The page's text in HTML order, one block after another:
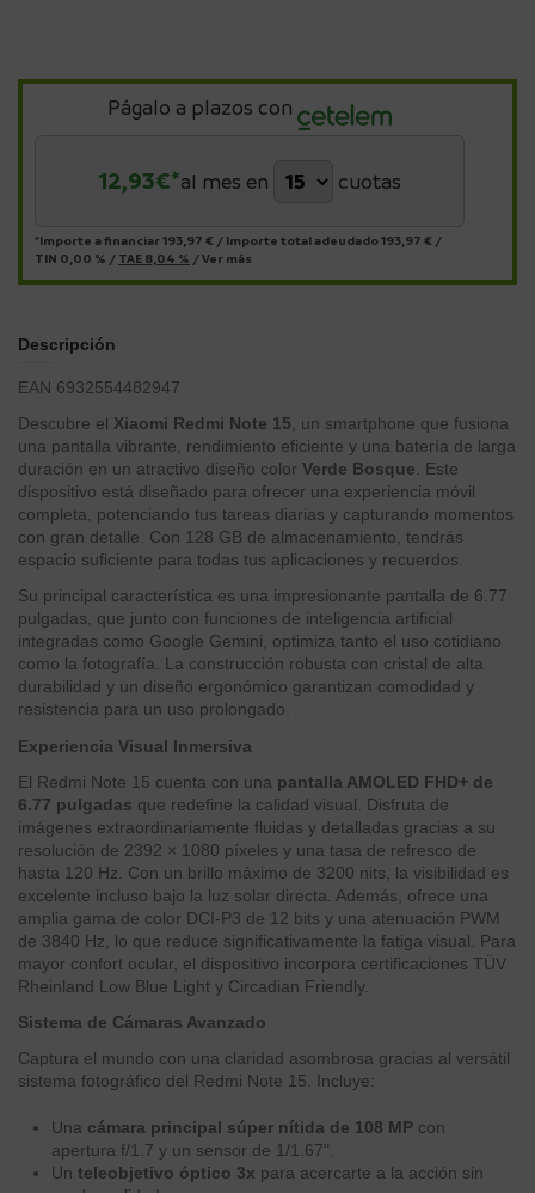
Págalo a plazos con
12,93€*al mes en cuotas
*Importe a financiar 193,97 € / Importe total adeudado193,97 € /
TIN 0,00 % / TAE 8,04 % /Ver más
Descripción
EAN 6932554482947
Descubre el Xiaomi Redmi Note 15, un smartphone que fusiona
una pantalla vibrante, rendimiento eficiente y una batería de larga
duración en un atractivo diseño color Verde Bosque. Este
dispositivo está diseñado para ofrecer una experiencia móvil
completa, potenciando tus tareas diarias y capturando momentos
con gran detalle. Con 128 GB de almacenamiento, tendrás
espacio suficiente para todas tus aplicaciones y recuerdos.
Su principal característica es una impresionante pantalla de 6.77
pulgadas, que junto con funciones de inteligencia artificial
integradas como Google Gemini, optimiza tanto el uso cotidiano
como la fotografía. La construcción robusta con cristal de alta
durabilidad y un diseño ergonómico garantizan comodidad y
resistencia para un uso prolongado.
Experiencia Visual Inmersiva
El Redmi Note 15 cuenta con una pantalla AMOLED FHD+ de
6.77 pulgadas que redefine la calidad visual. Disfruta de
imágenes extraordinariamente fluidas y detalladas gracias a su
resolución de 2392 × 1080 píxeles y una tasa de refresco de
hasta 120 Hz. Con un brillo máximo de 3200 nits, la visibilidad es
excelente incluso bajo la luz solar directa. Además, ofrece una
amplia gama de color DCI-P3 de 12 bits y una atenuación PWM
de 3840 Hz, lo que reduce significativamente la fatiga visual. Para
mayor confort ocular, el dispositivo incorpora certificaciones TÜV
Rheinland Low Blue Light y Circadian Friendly.
Sistema de Cámaras Avanzado
Captura el mundo con una claridad asombrosa gracias al versátil
sistema fotográfico del Redmi Note 15. Incluye:
Una cámara principal súper nítida de 108 MP con
apertura f/1.7 y un sensor de 1/1.67".
Un teleobjetivo óptico 3x para acercarte a la acción sin